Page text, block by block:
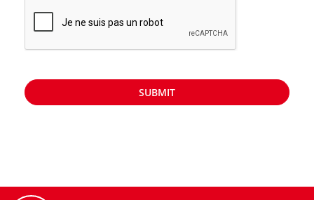
SUBMIT